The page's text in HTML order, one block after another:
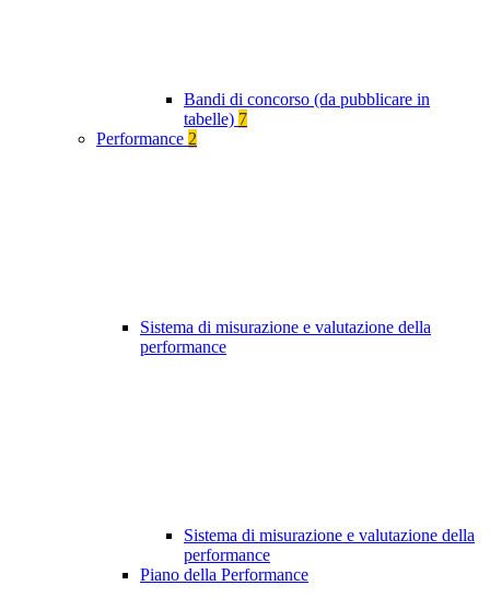
Bandi di concorso (da pubblicare in
tabelle) 7
Performance 2
Sistema di misurazione e valutazione della
performance
Sistema di misurazione e valutazione della
performance
Piano della Performance